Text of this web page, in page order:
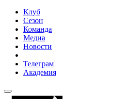
Клуб
Сезон
Команда
Медиа
Новости
Телеграм
Академия